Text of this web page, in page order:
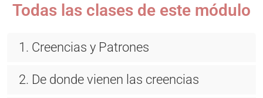
Todas las clases de este módulo
1. Creencias y Patrones
2. De donde vienen las creencias